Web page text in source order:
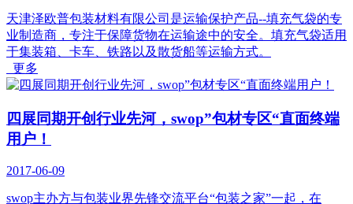
天津泽欧普包装材料有限公司是运输保护产品--填充气袋的专
业制造商，专注于保障货物在运输途中的安全。填充气袋适用
于集装箱、卡车、铁路以及散货船等运输方式。
更多
四展同期开创行业先河，swop”包材专区“直面终端
用户！
2017-06-09
swop主办方与包装业界先锋交流平台“包装之家”一起，在